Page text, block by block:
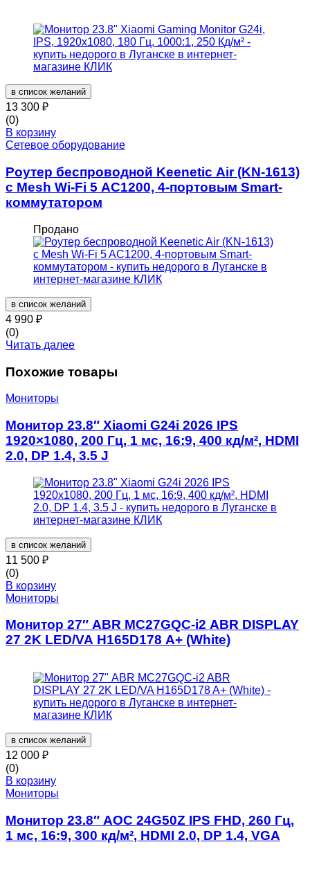
в список желаний
13 300 ₽
(0)
В корзину
Сетевое оборудование
Роутер беспроводной Keenetic Air (KN-1613)
с Mesh Wi-Fi 5 AC1200, 4-портовым Smart-
коммутатором
Продано
в список желаний
4 990 ₽
(0)
Читать далее
Похожие товары
Мониторы
Монитор 23.8″ Xiaomi G24i 2026 IPS
1920×1080, 200 Гц, 1 мс, 16:9, 400 кд/м², HDMI
2.0, DP 1.4, 3.5 J
в список желаний
11 500 ₽
(0)
В корзину
Мониторы
Монитор 27″ ABR MC27GQC-i2 ABR DISPLAY
27 2K LED/VA H165D178 A+ (White)
в список желаний
12 000 ₽
(0)
В корзину
Мониторы
Монитор 23.8″ AOC 24G50Z IPS FHD, 260 Гц,
1 мс, 16:9, 300 кд/м², HDMI 2.0, DP 1.4, VGA